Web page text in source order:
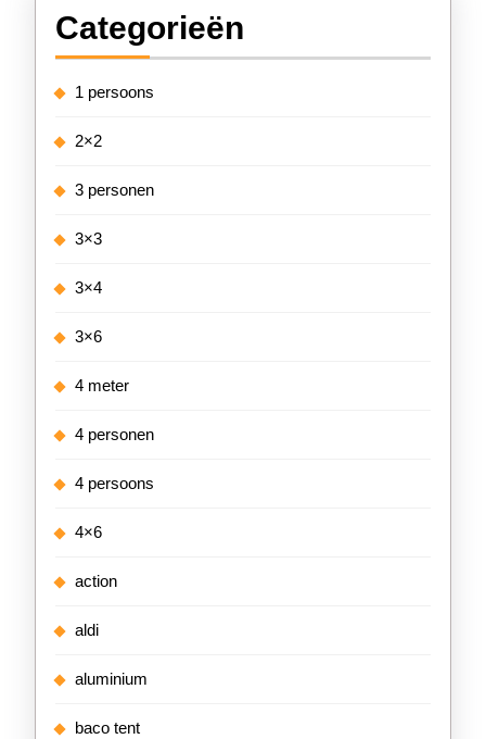
Categorieën
1 persoons
2×2
3 personen
3×3
3×4
3×6
4 meter
4 personen
4 persoons
4×6
action
aldi
aluminium
baco tent